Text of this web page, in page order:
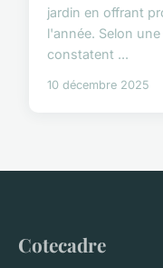
jardin en offrant
l'année. Selon
constatent ...
10 décembre 2025
Cotecadre